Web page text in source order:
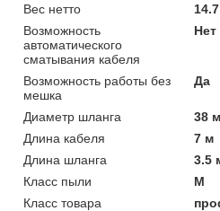
Вес нетто
Возможность
автоматического
сматывания кабеля
Нет
Возможность работы без
мешка
Да
Диаметр шланга
38
Длина кабеля
7 м
Длина шланга
3.5
Класс пыли
M
Класс товара